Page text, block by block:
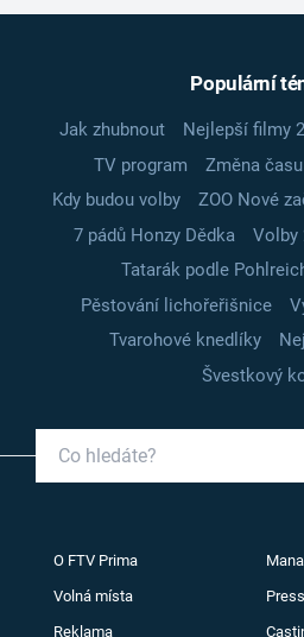
Populární
Jak zhubnout Nejlepší filmy
TV program
Změna času
Kdy budou volby
ZOO Nové
7 pádů Honzy Dědka
Volby
Tatarák podle
Pěstování lichořeřišnice
Tvarohové knedlíky
Švestkový
O FTV Prima
Volná místa Press
Reklama